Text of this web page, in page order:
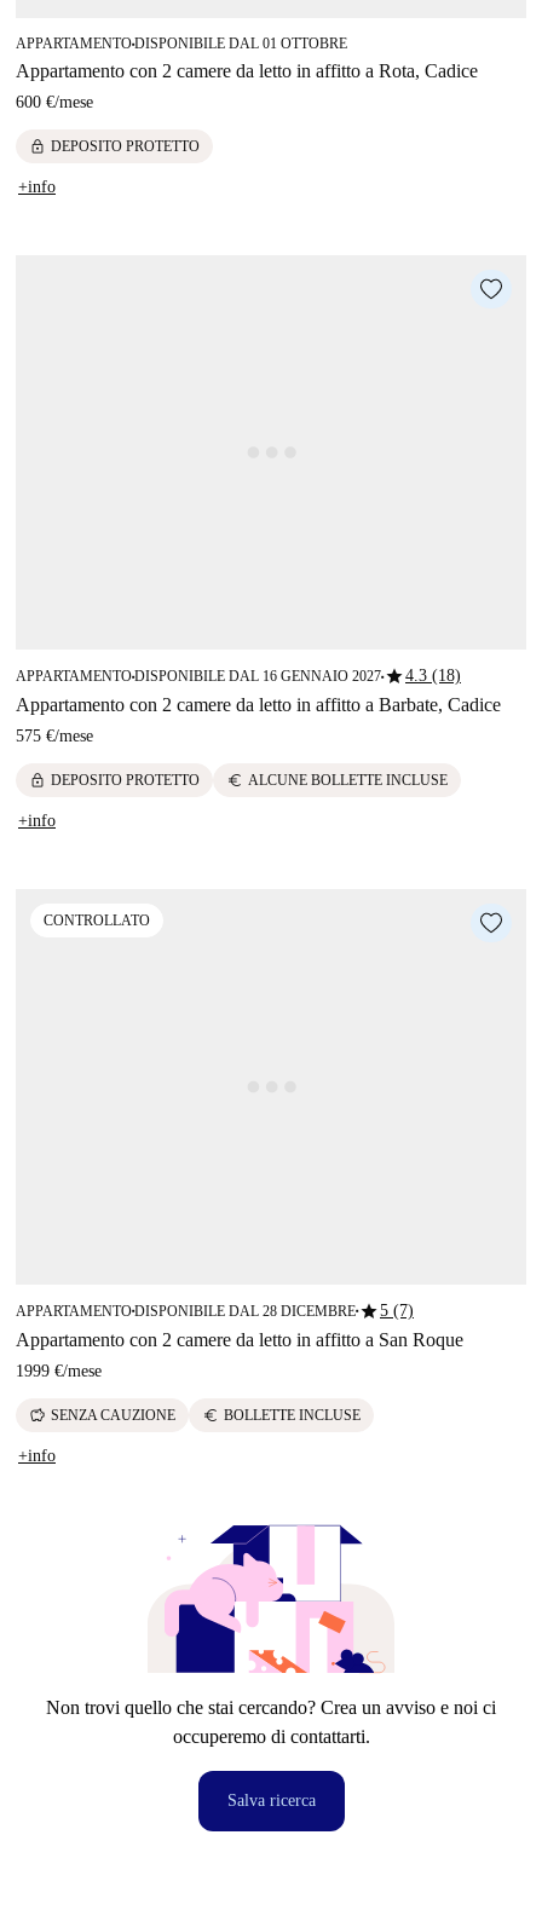
APPARTAMENTO■DISPONIBILE DAL 01 OTTOBRE
Appartamento con 2 camere da letto in affitto a Rota, Cadice
600 €/mese
lock DEPOSITO PROTETTO
+info
APPARTAMENTO■DISPONIBILE DAL 16 GENNAIO 2027■star4.3 (18)
Appartamento con 2 camere da letto in affitto a Barbate, Cadice
575 €/mese
lock DEPOSITO PROTETTO euro ALCUNE BOLLETTE INCLUSE
+info
CONTROLLATO
APPARTAMENTO■DISPONIBILE DAL 28 DICEMBRE■star5 (7)
Appartamento con 2 camere da letto in affitto a San Roque
1999 €/mese
savings SENZA CAUZIONE euro BOLLETTE INCLUSE
+info
Non trovi quello che stai cercando? Crea un avviso e noi ci
occuperemo di contattarti.
Salva ricerca